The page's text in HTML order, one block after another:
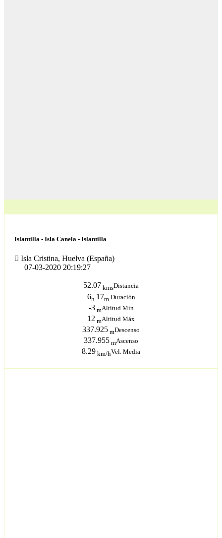
Islantilla - Isla Canela - Islantilla
Isla Cristina, Huelva (España)
07-03-2020 20:19:27
52.07 kmsDistancia
6h 17m Duración
-3mAltitud Mín
12 mAltitud Máx
337.925 mDescenso
337.955 mAscenso
8.29 km/hVel. Media